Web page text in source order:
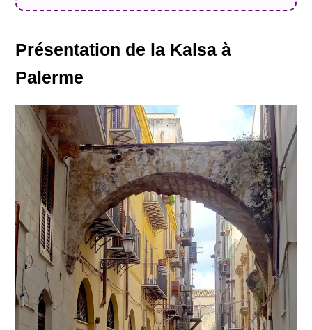
Présentation de la Kalsa à
Palerme